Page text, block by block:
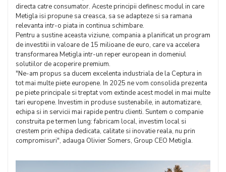
directa catre consumator. Aceste principii definesc modul in care
Metigla isi propune sa creasca, sa se adapteze si sa ramana
relevanta intr-o piata in continua schimbare.
Pentru a sustine aceasta viziune, compania a planificat un program
de investitii in valoare de 15 milioane de euro, care va accelera
transformarea Metigla intr-un reper european in domeniul
solutiilor de acoperire premium.
"Ne-am propus sa ducem excelenta industriala de la Ceptura in
tot mai multe piete europene. In 2025 ne vom consolida prezenta
pe piete principale si treptat vom extinde acest model in mai multe
tari europene. Investim in produse sustenabile, in automatizare,
echipa si in servicii mai rapide pentru clienti. Suntem o companie
construita pe termen lung: fabricam local, investim local si
crestem prin echipa dedicata, calitate si inovatie reala, nu prin
compromisuri", adauga Olivier Somers, Group CEO Metigla.